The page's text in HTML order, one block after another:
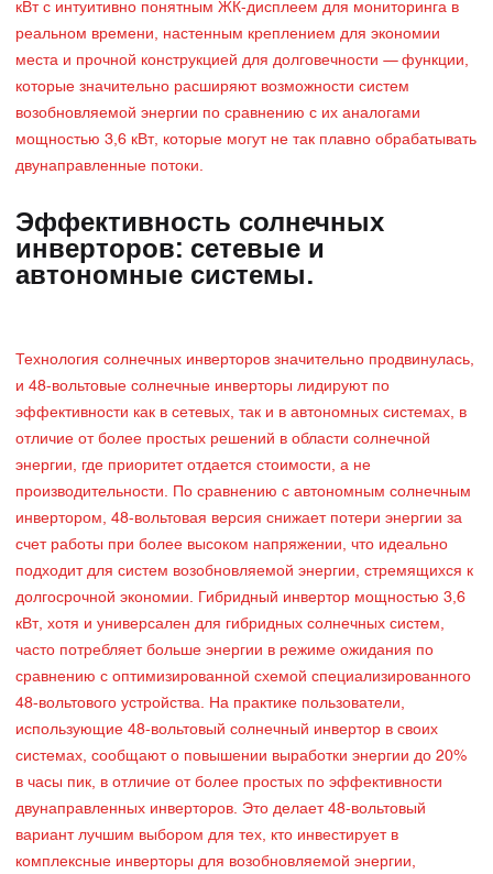
кВт с интуитивно понятным ЖК-дисплеем для мониторинга в
реальном времени, настенным креплением для экономии
места и прочной конструкцией для долговечности — функции,
которые значительно расширяют возможности систем
возобновляемой энергии по сравнению с их аналогами
мощностью 3,6 кВт, которые могут не так плавно обрабатывать
двунаправленные потоки.
Эффективность солнечных
инверторов: сетевые и
автономные системы.
Технология солнечных инверторов значительно продвинулась,
и 48-вольтовые солнечные инверторы лидируют по
эффективности как в сетевых, так и в автономных системах, в
отличие от более простых решений в области солнечной
энергии, где приоритет отдается стоимости, а не
производительности. По сравнению с автономным солнечным
инвертором, 48-вольтовая версия снижает потери энергии за
счет работы при более высоком напряжении, что идеально
подходит для систем возобновляемой энергии, стремящихся к
долгосрочной экономии. Гибридный инвертор мощностью 3,6
кВт, хотя и универсален для гибридных солнечных систем,
часто потребляет больше энергии в режиме ожидания по
сравнению с оптимизированной схемой специализированного
48-вольтового устройства. На практике пользователи,
использующие 48-вольтовый солнечный инвертор в своих
системах, сообщают о повышении выработки энергии до 20%
в часы пик, в отличие от более простых по эффективности
двунаправленных инверторов. Это делает 48-вольтовый
вариант лучшим выбором для тех, кто инвестирует в
комплексные инверторы для возобновляемой энергии,